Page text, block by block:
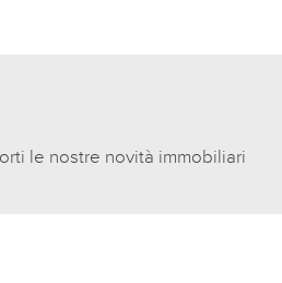
le nostre novità immobiliari